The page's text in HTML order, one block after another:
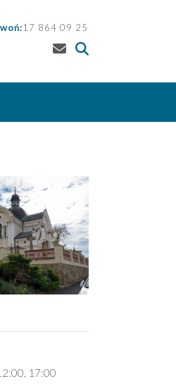
17 864 09 25
17:00